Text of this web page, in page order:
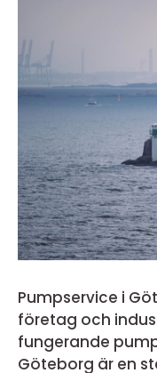
Pumpservice i
företag och
fungerande
Göteborg är en